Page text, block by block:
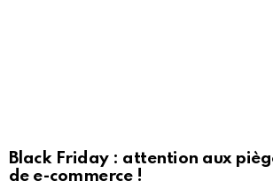
Black Friday : attention aux
de e-commerce !